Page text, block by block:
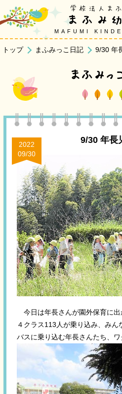
学校法人ま
まふみ
MAFUMI
トップ まふみっこ日記 9/30 年
まふみっ
9/30 年長
2022
09/30
今日は年長さんが園外保育に出
４クラス113人が乗り込み、みん
バスに乗り込む年長さんたち、ワ